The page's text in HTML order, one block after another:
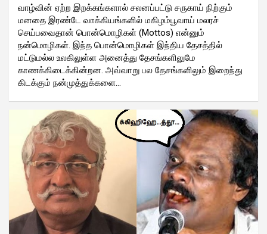
வாழ்வின் ஏற்ற இறக்கங்களால் சலனப்பட்டு சருகாய் நிற்கும்
மனதை இரண்டே வாக்கியங்களில் மகிழம்பூவாய் மலரச்
செய்பவைதான் பொன்மொழிகள் (Mottos) என்னும்
நன்மொழிகள். இந்த பொன்மொழிகள் இந்திய தேசத்தில்
மட்டுமல்ல உலகிலுள்ள அனைத்து தேசங்களிலுமே
காணக்கிடைக்கின்றன. அவ்வாறு பல தேசங்களிலும் இறைந்து
கிடக்கும் நன்முத்துக்களை…